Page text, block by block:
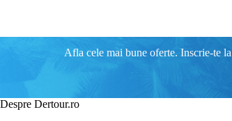
Afla cele mai bune oferte. Inscrie-te
Despre Dertour.ro